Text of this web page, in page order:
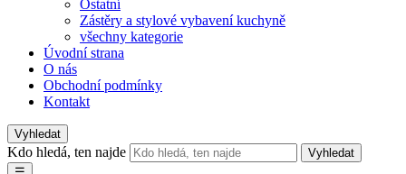
Ostatní
Zástěry a stylové vybavení kuchyně
všechny kategorie
Úvodní strana
O nás
Obchodní podmínky
Kontakt
Vyhledat
Kdo hledá, ten najde
Vyhledat